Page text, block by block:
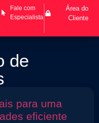
Fale com
Especialista
Área do
Cliente
de
para uma
eficiente